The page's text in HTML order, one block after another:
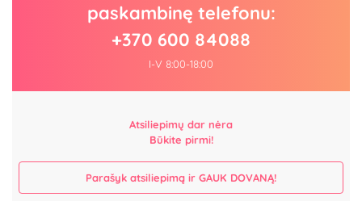
paskambinę telefonu:
+370 600 84088
I-V 8:00-18:00
Atsiliepimų dar nėra
Būkite pirmi!
Parašyk atsiliepimą ir GAUK DOVANĄ!